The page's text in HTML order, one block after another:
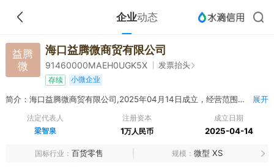
企业动态
益腾
微
海口益腾微商贸有限公司
91460000MAEH0UGK5X 发票抬头
存续 小微企业
简介：海口益腾微商贸有限公司,2025年04月14日成立，经营范围包括一般经营项目：宠物食品及用品批发；宠物食品及用品零售；宠物服务（不含动物诊疗）；宠物销售；服装服饰零售；汽车零配件零售；摩托车及零配件零售；五金产品零售；二手日用百货销售；化妆品零售；照相器材及望远镜零售；体育用品及器材零售；互联网销售（除销售需要许可的商品）；日用品销售；日用家电零售；日用杂品销售；办公用品销售；日用百货销售；卫生用品和一次性使用医疗用品销售；工艺美术品及收藏品零售（象牙及其制品除外）；劳动保护用品销售；鞋帽零售；箱包销售；自行车及零配件零售；厨具卫具及日用杂品零售；珠宝首饰零售；照相机及器材销售；个人卫生用品销售；美发饰品销售；针纺织品销售；针纺织品及原料销售；家用电器销售；电子产品销售；玩具、动漫及游艺用品销售；玩具销售；灯具销售；母婴用品销售；汽车装饰用品销售；家具销售；建筑材料销售；户外用品销售；文具用品零售；渔具销售；纸制品销售；涂料销售（不含危险化学品）；钟表销售；礼品花卉销售；眼镜销售（不含隐形眼镜）；工艺美术品及礼仪用品销售（象牙及其制品除外）；卫生洁具销售；皮革销售；皮革制品销售；食品销售（仅销售预包装食品）；食品互联网销售（仅销售预包装食品）；保健食品（预包装）销售；特殊医学用途配方食品销售；婴幼儿配方乳粉及其他婴幼儿配方食品销售；食用农产品零售；新鲜水果零售；新鲜蔬菜零售；鲜肉零售；鲜蛋零售；水产品零售（经营范围中的一般经营项目依法自主开展经营活动，通过国家企业信用信息公示系统（海南）向社会公示）（一般经营项目自主经营，许可经营项目凭相关许可证或者批准文件经营）（依法须经批准的项目，经相关部门批准后方可开展经营活动。） 展开
法定代表人
梁智泉
注册资本
1万人民币
成立日期
2025-04-14
国标行业 百货零售 规模 微型 XS